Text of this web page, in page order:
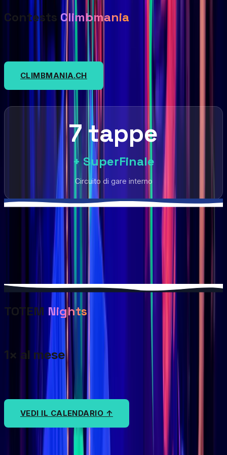
Contests Climbmania
CLIMBMANIA.CH
7 tappe
+ SuperFinale
Circuito di gare interno
SuperFinale Climbmania
Il culmine della stagione Climbmania
TOTEM Nights
1× al mese
VEDI IL CALENDARIO ↑